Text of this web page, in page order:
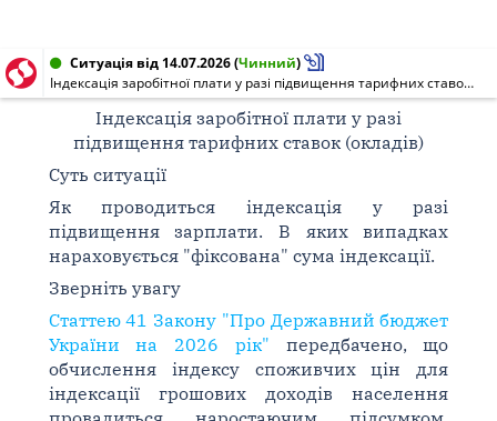
Ситуація від 14.07.2026(Чинний)
Індексація заробітної плати у разі підвищення тарифних ставок (окладів)
Індексація заробітної плати у разі
підвищення тарифних ставок (окладів)
Суть ситуації
Як проводиться індексація у разі
підвищення зарплати. В яких випадках
нараховується "фіксована" сума індексації.
Зверніть увагу
Статтею 41 Закону "Про Державний бюджет
України на 2026 рік" передбачено, що
обчислення індексу споживчих цін для
індексації грошових доходів населення